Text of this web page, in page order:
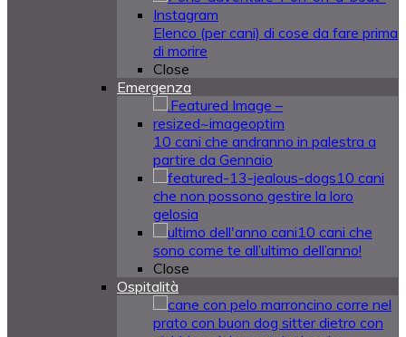
Elenco (per cani) di cose da fare prima
di morire
Close
Emergenza
10 cani che andranno in palestra a
partire da Gennaio
10 cani
che non possono gestire la loro
gelosia
10 cani che
sono come te all’ultimo dell’anno!
Close
Ospitalità